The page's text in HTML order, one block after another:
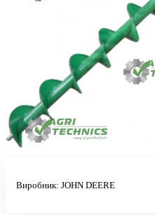
Виробник: JOHN DEERE